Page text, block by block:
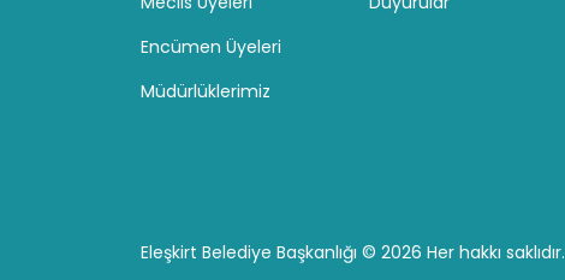
Encümen Üyeleri
Müdürlüklerimiz
Eleşkirt Belediye Başkanlığı © 2026 Her hakkı saklıdır.